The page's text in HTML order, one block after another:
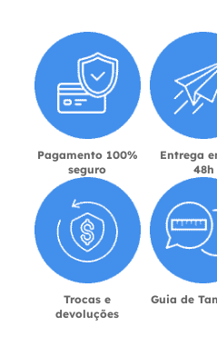
Pagamento 100%
seguro
Entrega
48h
Trocas e
devoluções
Guia de